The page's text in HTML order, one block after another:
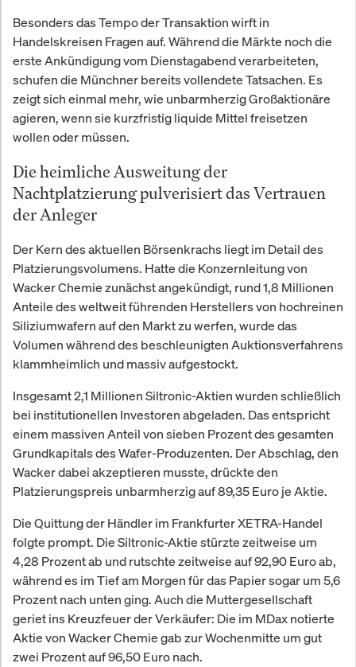
Besonders das Tempo der Transaktion wirft in
Handelskreisen Fragen auf. Während die Märkte noch die
erste Ankündigung vom Dienstagabend verarbeiteten,
schufen die Münchner bereits vollendete Tatsachen. Es
zeigt sich einmal mehr, wie unbarmherzig Großaktionäre
agieren, wenn sie kurzfristig liquide Mittel freisetzen
wollen oder müssen.
Die heimliche Ausweitung der
Nachtplatzierung pulverisiert das Vertrauen
der Anleger
Der Kern des aktuellen Börsenkrachs liegt im Detail des
Platzierungsvolumens. Hatte die Konzernleitung von
Wacker Chemie zunächst angekündigt, rund 1,8 Millionen
Anteile des weltweit führenden Herstellers von hochreinen
Siliziumwafern auf den Markt zu werfen, wurde das
Volumen während des beschleunigten Auktionsverfahrens
klammheimlich und massiv aufgestockt.
Insgesamt 2,1 Millionen Siltronic-Aktien wurden schließlich
bei institutionellen Investoren abgeladen. Das entspricht
einem massiven Anteil von sieben Prozent des gesamten
Grundkapitals des Wafer-Produzenten. Der Abschlag, den
Wacker dabei akzeptieren musste, drückte den
Platzierungspreis unbarmherzig auf 89,35 Euro je Aktie.
Die Quittung der Händler im Frankfurter XETRA-Handel
folgte prompt. Die Siltronic-Aktie stürzte zeitweise um
4,28 Prozent ab und rutschte zeitweise auf 92,90 Euro ab,
während es im Tief am Morgen für das Papier sogar um 5,6
Prozent nach unten ging. Auch die Muttergesellschaft
geriet ins Kreuzfeuer der Verkäufer: Die im MDax notierte
Aktie von Wacker Chemie gab zur Wochenmitte um gut
zwei Prozent auf 96,50 Euro nach.